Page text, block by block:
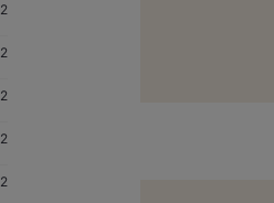
2
2
2
2
2